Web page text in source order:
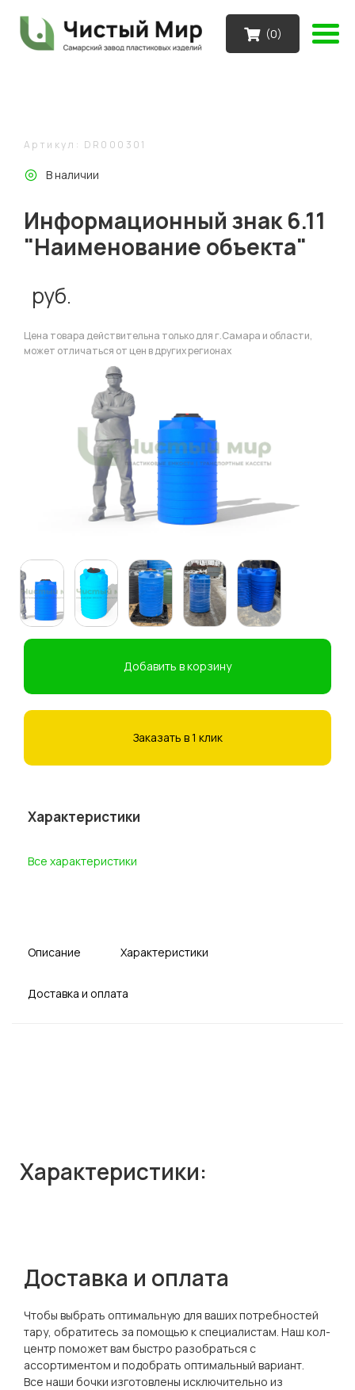
(0)
Артикул: DR000301
В наличии
Информационный знак 6.11
"Наименование объекта"
руб.
Цена товара действительна только для г.Самара и области,
может отличаться от цен в других регионах
Добавить в корзину
Заказать в 1 клик
Характеристики
Все характеристики
Описание Характеристики
Доставка и оплата
Характеристики:
Доставка и оплата
Чтобы выбрать оптимальную для ваших потребностей
тару, обратитесь за помощью к специалистам. Наш кол-
центр поможет вам быстро разобраться с
ассортиментом и подобрать оптимальный вариант.
Все наши бочки изготовлены исключительно из